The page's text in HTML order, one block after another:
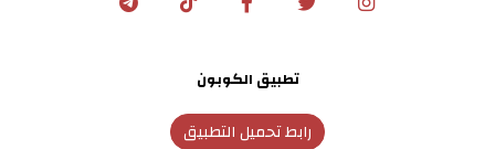
تطبيق الكوبون
رابط تحميل التطبيق